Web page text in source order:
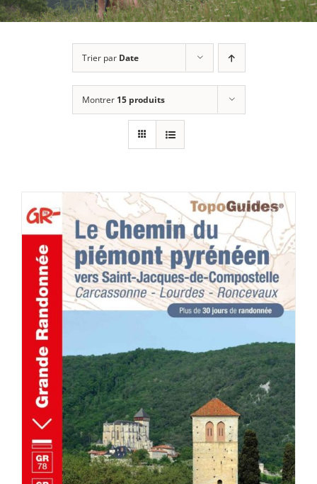
Trier par Date
Montrer 15 produits
AJOUTER AU PANIER / DÉTAILS